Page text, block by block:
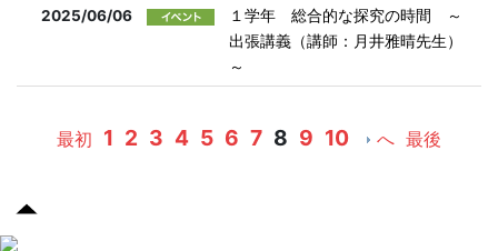
2025/06/06
１学年 総合的な探究の時間 ～
出張講義（講師：月井雅晴先生）
～
最初 1 2 3 4 5 6 7 8 9 10 へ 最後